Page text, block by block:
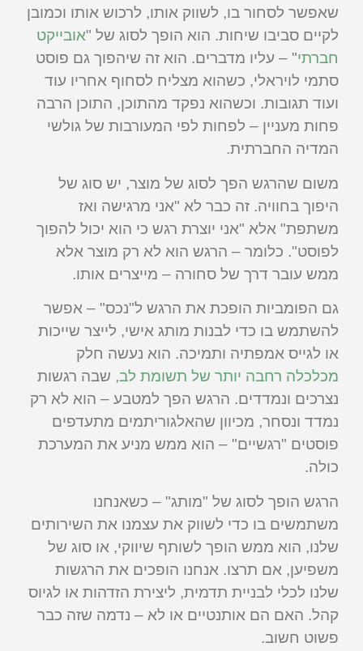
שאפשר לסחור בו, לשווק אותו, לרכוש אותו וכמובן
לקיים סביבו שיחות. הוא הופך לסוג של "אובייקט
חברתי" – עליו מדברים. הוא זה שיהפוך גם פוסט
סתמי לויראלי, כשהוא מצליח לסחוף אחריו עוד
ועוד תגובות. וכשהוא נפקד מהתוכן, התוכן הרבה
פחות מעניין – לפחות לפי המעורבות של גולשי
המדיה החברתית.
משום שהרגש הפך לסוג של מוצר, יש סוג של
היפוך בחוויה. זה כבר לא "אני מרגישה ואז
משתפת" אלא "אני יוצרת רגש כי הוא יכול להפוך
לפוסט". כלומר – הרגש הוא לא רק מוצר אלא
ממש עובר דרך של סחורה – מייצרים אותו.
גם הפומביות הופכת את הרגש ל"נכס" – אפשר
להשתמש בו כדי לבנות מותג אישי, לייצר שייכות
או לגייס אמפתיה ותמיכה. הוא נעשה חלק
מכלכלה רחבה יותר של תשומת לב, שבה רגשות
נצרכים ונמדדים. הרגש הפך למטבע – הוא לא רק
נמדד ונסחר, מכיוון שהאלגוריתמים מתעדפים
פוסטים "רגשיים" – הוא ממש מניע את המערכת
כולה.
הרגש הופך לסוג של "מותג" – כשאנחנו
משתמשים בו כדי לשווק את עצמנו את השירותים
שלנו, הוא ממש הופך לשותף שיווקי, או סוג של
משפיען, אם תרצו. אנחנו הופכים את הרגשות
שלנו לכלי לבניית תדמית, ליצירת הזדהות או לגיוס
קהל. האם הם אותנטיים או לא – נדמה שזה כבר
פשוט חשוב.